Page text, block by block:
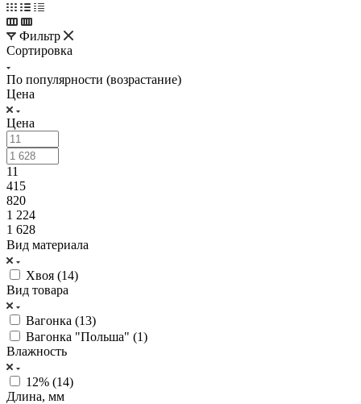
Фильтр
Сортировка
По популярности (возрастание)
Цена
Цена
11
415
820
1 224
1 628
Вид материала
Хвоя (14)
Вид товара
Вагонка (13)
Вагонка "Польша" (1)
Влажность
12% (14)
Длина, мм